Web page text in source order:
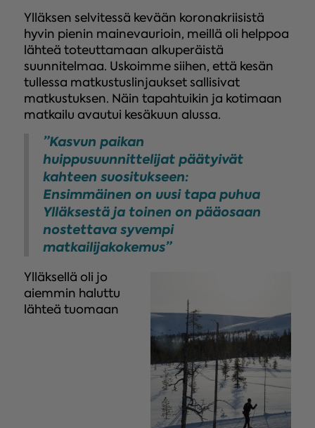
Ylläksen selvitessä kevään koronakriisistä
hyvin pienin mainevaurioin, meillä oli helppoa
lähteä toteuttamaan alkuperäistä
suunnitelmaa. Uskoimme siihen, että kesän
tullessa matkustuslinjaukset sallisivat
matkustuksen. Näin tapahtuikin ja kotimaan
matkailu avautui kesäkuun alussa.
”Kasvun paikan
huippusuunnittelijat päätyivät
kahteen suositukseen:
Ensimmäinen on uusi tapa puhua
Ylläksestä ja toinen on pääosaan
nostettava syvempi
matkailijakokemus”
Ylläksellä oli jo
aiemmin haluttu
lähteä tuomaan